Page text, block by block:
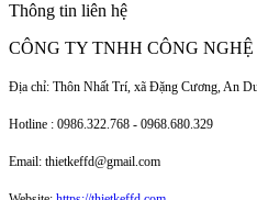
Thông tin liên hệ
CÔNG TY TNHH CÔNG
Địa chỉ: Thôn Nhất Trí, xã Đặng Cương, An
Hotline : 0986.322.768 - 0968.680.329
Email: thietkeffd@gmail.com